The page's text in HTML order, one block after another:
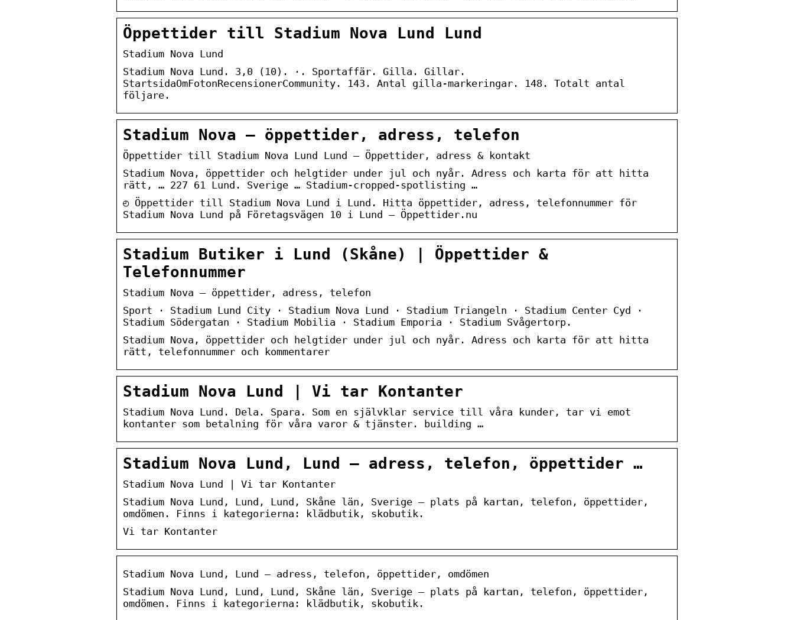
Öppettider till Stadium Nova Lund Lund
Stadium Nova Lund
Stadium Nova Lund. 3,0 (10). ·. Sportaffär. Gilla. Gillar.
StartsidaOmFotonRecensionerCommunity. 143. Antal gilla-markeringar. 148. Totalt antal
följare.
Stadium Nova – öppettider, adress, telefon
Öppettider till Stadium Nova Lund Lund – Öppettider, adress & kontakt
Stadium Nova, öppettider och helgtider under jul och nyår. Adress och karta för att hitta
rätt, … 227 61 Lund. Sverige … Stadium-cropped-spotlisting …
◴ Öppettider till Stadium Nova Lund i Lund. Hitta öppettider, adress, telefonnummer för
Stadium Nova Lund på Företagsvägen 10 i Lund – Öppettider.nu
Stadium Butiker i Lund (Skåne) | Öppettider &
Telefonnummer
Stadium Nova – öppettider, adress, telefon
Sport · Stadium Lund City · Stadium Nova Lund · Stadium Triangeln · Stadium Center Cyd ·
Stadium Södergatan · Stadium Mobilia · Stadium Emporia · Stadium Svågertorp.
Stadium Nova, öppettider och helgtider under jul och nyår. Adress och karta för att hitta
rätt, telefonnummer och kommentarer
Stadium Nova Lund | Vi tar Kontanter
Stadium Nova Lund. Dela. Spara. Som en självklar service till våra kunder, tar vi emot
kontanter som betalning för våra varor & tjänster. building …
Stadium Nova Lund, Lund — adress, telefon, öppettider …
Stadium Nova Lund | Vi tar Kontanter
Stadium Nova Lund, Lund, Lund, Skåne län, Sverige — plats på kartan, telefon, öppettider,
omdömen. Finns i kategorierna: klädbutik, skobutik.
Vi tar Kontanter
Stadium Nova Lund, Lund — adress, telefon, öppettider, omdömen
Stadium Nova Lund, Lund, Lund, Skåne län, Sverige — plats på kartan, telefon, öppettider,
omdömen. Finns i kategorierna: klädbutik, skobutik.